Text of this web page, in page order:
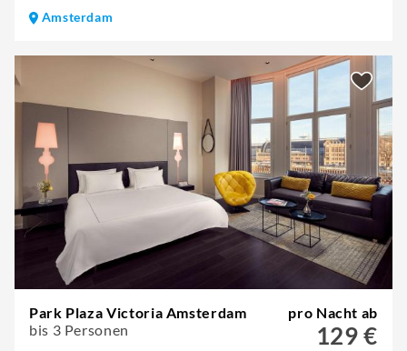
Amsterdam
Park Plaza Victoria Amsterdam
bis 3 Personen
pro Nacht ab
129 €